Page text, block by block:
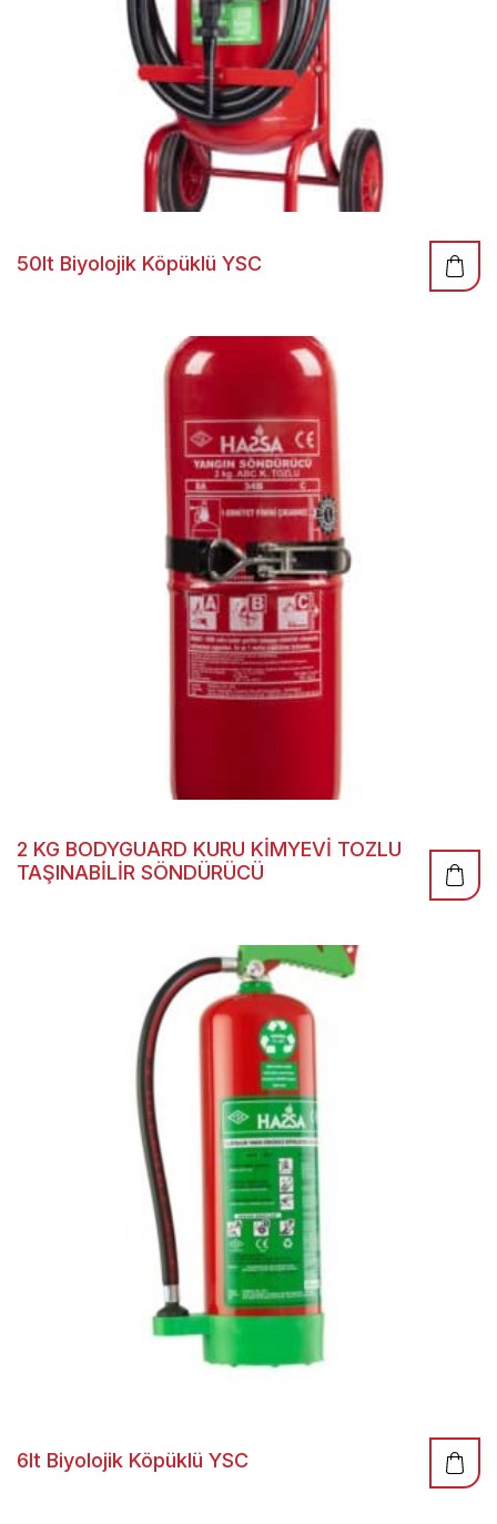
50lt Biyolojik Köpüklü YSC
2 KG BODYGUARD KURU KİMYEVİ TOZLU
TAŞINABİLİR SÖNDÜRÜCÜ
6lt Biyolojik Köpüklü YSC